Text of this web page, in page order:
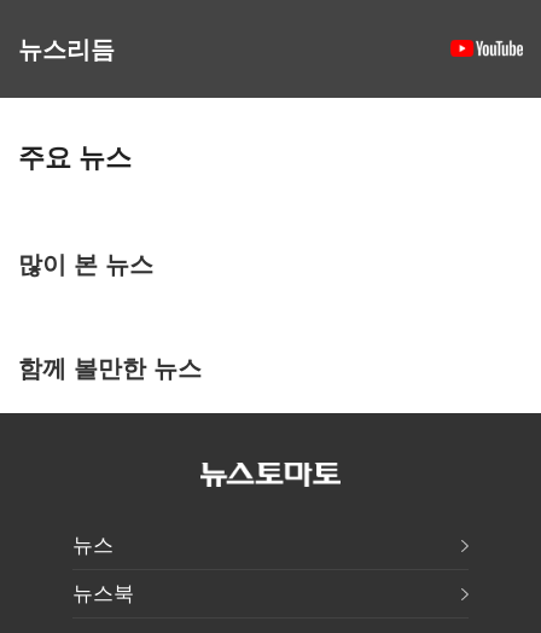
뉴스리듬
주요 뉴스
많이 본 뉴스
함께 볼만한 뉴스
뉴스
뉴스북